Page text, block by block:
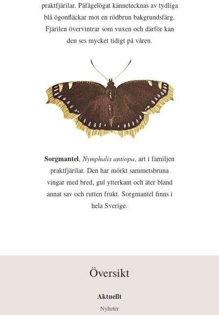
praktfjärilar. Påfågelögat kännetecknas av tydliga
blå ögonfläckar mot en rödbrun bakgrundsfärg.
Fjärilen övervintrar som vuxen och därför kan
den ses mycket tidigt på våren.
Sorgmantel, Nymphalis antiopa, art i familjen
praktfjärilar. Den har mörkt sammetsbruna
vingar med bred, gul ytterkant och äter bland
annat sav och rutten frukt. Sorgmantel finns i
hela Sverige.
Översikt
Aktuellt
Nyheter